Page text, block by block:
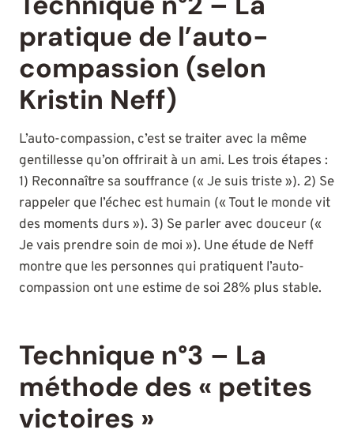
pratique de l’auto-
compassion (selon
Kristin Neff)
L’auto-compassion, c’est se traiter avec la même
gentillesse qu’on offrirait à un ami. Les trois étapes :
1) Reconnaître sa souffrance (« Je suis triste »). 2) Se
rappeler que l’échec est humain (« Tout le monde vit
des moments durs »). 3) Se parler avec douceur («
Je vais prendre soin de moi »). Une étude de Neff
montre que les personnes qui pratiquent l’auto-
compassion ont une estime de soi 28% plus stable.
Technique n°3 – La
méthode des « petites
victoires »